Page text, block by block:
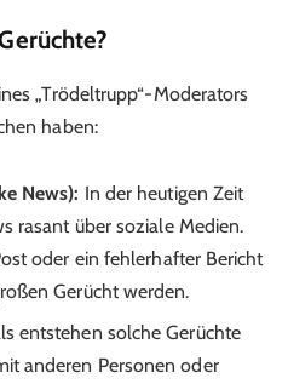
„Trödeltrupp“-Moderators
haben:
News): In der heutigen Zeit
rasant über soziale Medien.
oder ein fehlerhafter Bericht
Gerücht werden.
entstehen solche Gerüchte
anderen Personen oder